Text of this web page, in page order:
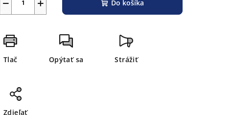
Do košíka
Tlač Opýtať sa Strážiť
Zdieľať